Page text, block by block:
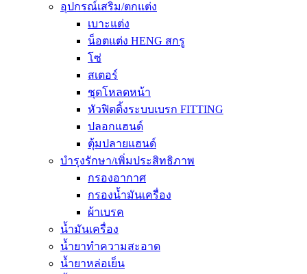
อุปกรณ์เสริม/ตกแต่ง
เบาะแต่ง
น็อตแต่ง HENG สกรู
โซ่
สเตอร์
ชุดโหลดหน้า
หัวฟิตติ้งระบบเบรก FITTING
ปลอกแฮนด์
ตุ้มปลายแฮนด์
บำรุงรักษา/เพิ่มประสิทธิภาพ
กรองอากาศ
กรองน้ำมันเครื่อง
ผ้าเบรค
น้ำมันเครื่อง
น้ำยาทำความสะอาด
น้ำยาหล่อเย็น